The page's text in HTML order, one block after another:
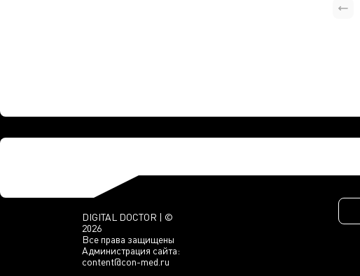
DIGITAL DOCTOR | ©
2026
Все права защищены
Администрация сайта:
content@con-med.ru